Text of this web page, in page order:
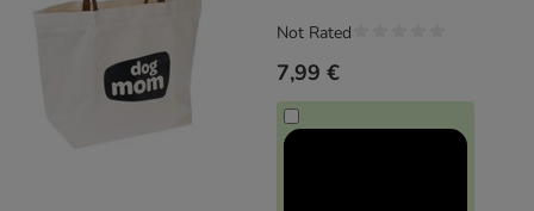
7,99 €
Not Rated